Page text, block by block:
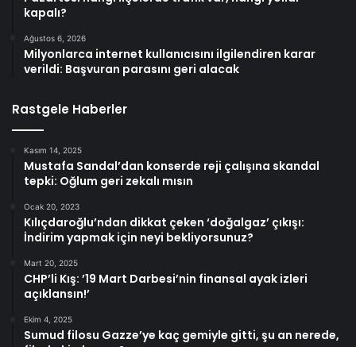
kapalı?
Ağustos 6, 2026
Milyonlarca internet kullanıcısını ilgilendiren karar
verildi: Başvuran parasını geri alacak
Rastgele Haberler
Kasım 14, 2025
Mustafa Sandal’dan konserde reji çalışına skandal
tepki: Oğlum geri zekalı mısın
Ocak 20, 2023
Kılıçdaroğlu’ndan dikkat çeken ‘doğalgaz’ çıkışı:
İndirim yapmak için neyi bekliyorsunuz?
Mart 20, 2025
CHP’li Kış: ’19 Mart Darbesi’nin finansal ayak izleri
açıklansın!’
Ekim 4, 2025
Sumud filosu Gazze’ye kaç gemiyle gitti, şu an nerede,